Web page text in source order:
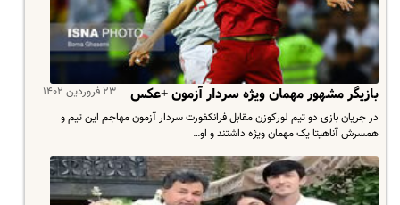
۲۳ فروردین ۱۴۰۲ بازیگر مشهور مهمان ویژه سردار آزمون +عکس
در جریان بازی دو تیم لورکوزن مقابل فرانکفورت سردار آزمون مهاجم این تیم و
همسرش آناهیتا یک مهمان ویژه داشتند و او…